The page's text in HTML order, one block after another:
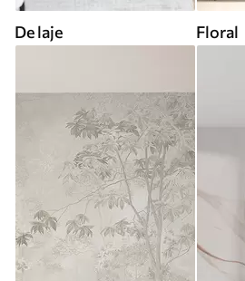
De laje Floral